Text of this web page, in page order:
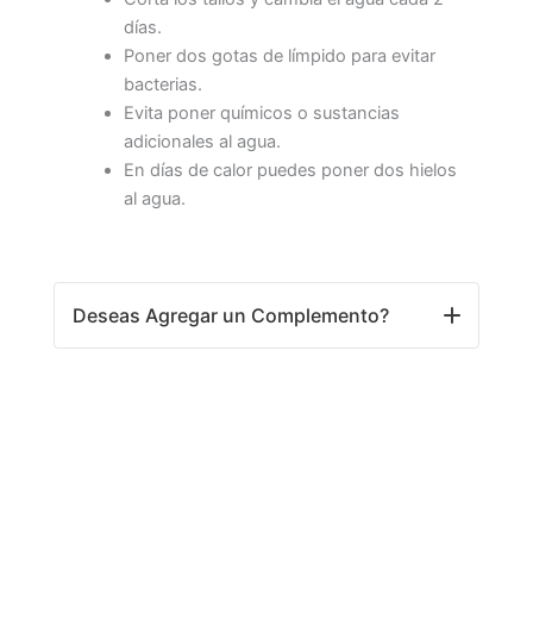
días.
Poner dos gotas de límpido para evitar
bacterias.
Evita poner químicos o sustancias
adicionales al agua.
En días de calor puedes poner dos hielos
al agua.
Deseas Agregar un Complemento?